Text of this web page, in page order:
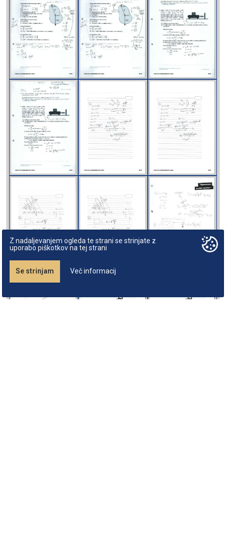
Z nadaljevanjem ogleda te strani se strinjate z
uporabo piškotkov na tej strani
Se strinjam Več informacij